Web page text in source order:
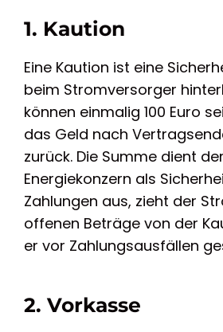
1. Kaution
Eine Kaution ist eine
beim Stromversorger
können einmalig 100 Euro
das Geld nach
zurück. Die Summe dient
Energiekonzern als
Zahlungen aus, zieht der
offenen Beträge von der
er vor Zahlungsausfällen
2. Vorkasse